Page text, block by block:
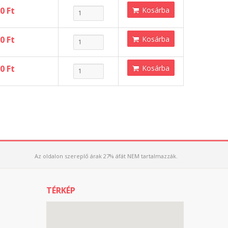
Ft Kosárba
Ft Kosárba
Ft Kosárba
Az oldalon szereplő árak 27% áfát NEM tartalmazzák.
TÉRKÉP